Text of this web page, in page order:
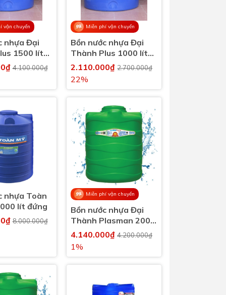
vận chuyển
nhựa Đại
1500 lít
4.100.000₫
Miễn phí vận chuyển
Bồn nước nhựa Đại
Thành Plus 1000 lít
đứng (1000l)
2.110.000₫2.700.000₫
22%
nhựa Toàn
lít đứng
8.000.000₫
Miễn phí vận chuyển
Bồn nước nhựa Đại
Thành Plasman 2000
lít đứng
4.140.000₫4.200.000₫
1%